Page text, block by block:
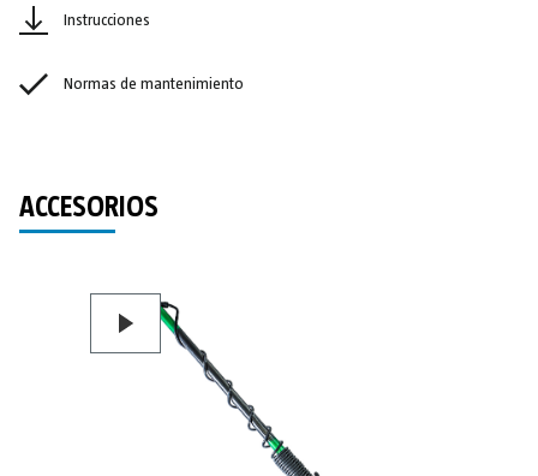
Instrucciones
Normas de mantenimiento
ACCESORIOS